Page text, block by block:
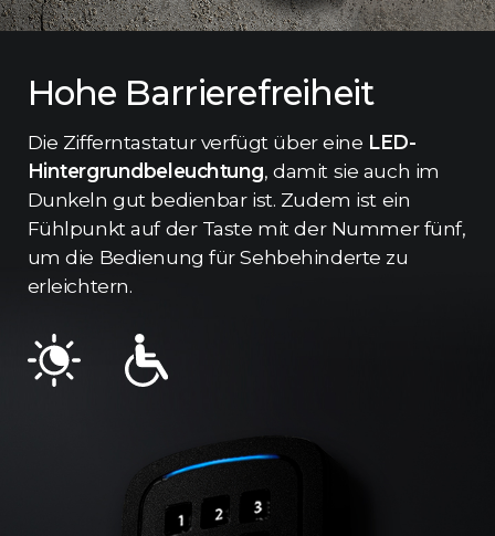
Hohe Barrierefreiheit
Die Zifferntastatur verfügt über eine LED-
Hintergrundbeleuchtung, damit sie auch im
Dunkeln gut bedienbar ist. Zudem ist ein
Fühlpunkt auf der Taste mit der Nummer fünf,
um die Bedienung für Sehbehinderte zu
erleichtern.